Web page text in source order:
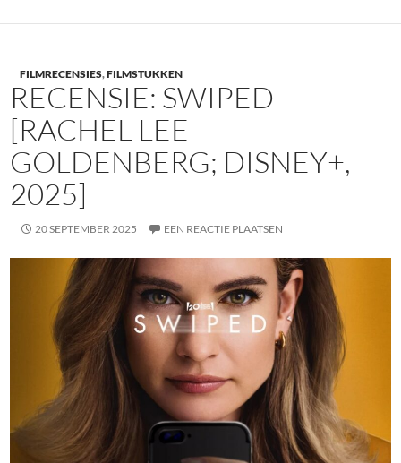
FILMRECENSIES,FILMSTUKKEN
RECENSIE: SWIPED
[RACHEL LEE
GOLDENBERG; DISNEY+,
2025]
20 SEPTEMBER 2025 EEN REACTIE PLAATSEN